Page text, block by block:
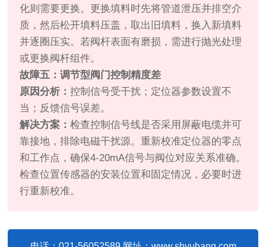
化则需要更换。更换填料时先将管道泄压并排空介
质，然后松开填料压盖，取出旧填料，换入新填料
并逐圈压实。若阀杆表面有磨损，需进行抛光处理
或更换阀杆组件。
故障五：调节型阀门控制精度差
原因分析：控制信号受干扰；定位器参数设置不
当；反馈信号误差。
解决方案：检查控制信号线是否采用屏蔽电缆并可
靠接地，排除电磁干扰源。重新校准定位器的零点
和工作点，确保4-20mA信号与阀位对应关系准确。
检查位置传感器的安装位置和固定情况，必要时进
行重新校准。